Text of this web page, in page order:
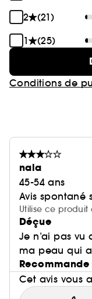
2
(21)
1
(25)
Conditions de
nala
45-54 ans
Avis spontané
Utilise ce produit
Déçue
Je n’ai pas
ma peau qui
Recommande
Cet avis vous